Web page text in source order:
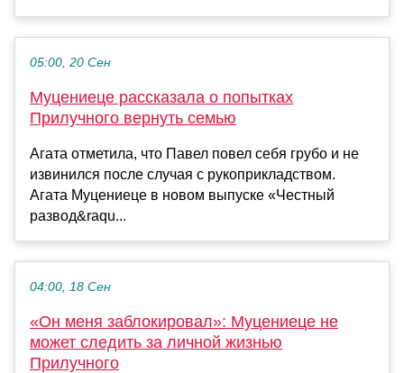
05:00, 20 Сен
Муцениеце рассказала о попытках
Прилучного вернуть семью
Агата отметила, что Павел повел себя грубо и не
извинился после случая с рукоприкладством.
Агата Муцениеце в новом выпуске «Честный
развод&raqu...
04:00, 18 Сен
«Он меня заблокировал»: Муцениеце не
может следить за личной жизнью
Прилучного